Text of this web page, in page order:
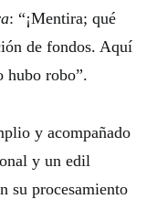
: “¡Mentira; qué
de fondos. Aquí
hubo robo”.
y acompañado
y un edil
su procesamiento